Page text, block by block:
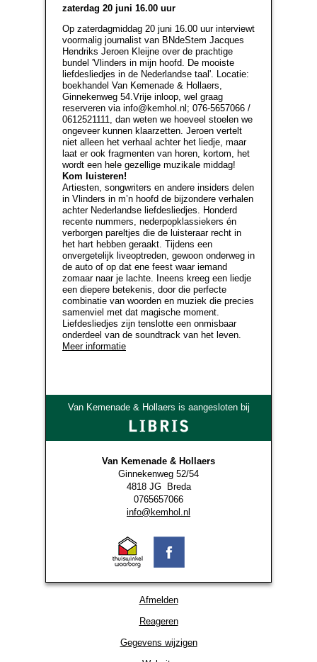
zaterdag 20 juni 16.00 uur
Op zaterdagmiddag 20 juni 16.00 uur interviewt
voormalig journalist van BNdeStem Jacques
Hendriks Jeroen Kleijne over de prachtige
bundel 'Vlinders in mijn hoofd. De mooiste
liefdesliedjes in de Nederlandse taal'. Locatie:
boekhandel Van Kemenade & Hollaers,
Ginnekenweg 54.Vrije inloop, wel graag
reserveren via info@kemhol.nl; 076-5657066 /
0612521111, dan weten we hoeveel stoelen we
ongeveer kunnen klaarzetten. Jeroen vertelt
niet alleen het verhaal achter het liedje, maar
laat er ook fragmenten van horen, kortom, het
wordt een hele gezellige muzikale middag!
Kom luisteren!
Artiesten, songwriters en andere insiders delen
in Vlinders in m’n hoofd de bijzondere verhalen
achter Nederlandse liefdesliedjes. Honderd
recente nummers, nederpopklassiekers én
verborgen pareltjes die de luisteraar recht in
het hart hebben geraakt. Tijdens een
onvergetelijk liveoptreden, gewoon onderweg in
de auto of op dat ene feest waar iemand
zomaar naar je lachte. Ineens kreeg een liedje
een diepere betekenis, door die perfecte
combinatie van woorden en muziek die precies
samenviel met dat magische moment.
Liefdesliedjes zijn tenslotte een onmisbaar
onderdeel van de soundtrack van het leven.
Meer informatie
Van Kemenade & Hollaers is aangesloten bij
Van Kemenade & Hollaers
Ginnekenweg 52/54
4818 JG Breda
0765657066
info@kemhol.nl
Afmelden
Reageren
Gegevens wijzigen